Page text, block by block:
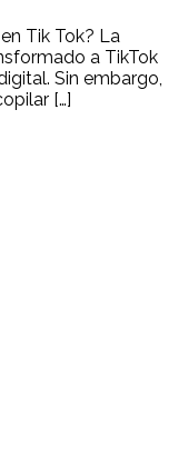
Tik Tok? La
a TikTok
Sin embargo,
[…]